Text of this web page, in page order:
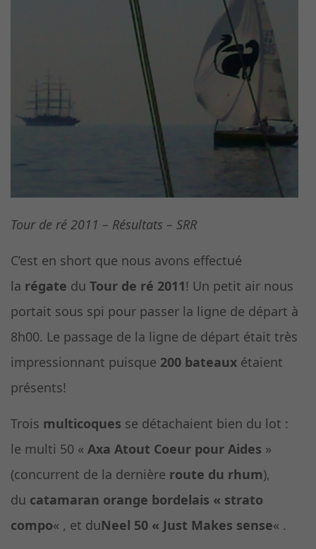
Tour de ré 2011 – Résultats – SRR
C’est en short que nous avons effectué
la régate du Tour de ré 2011! Un petit air nous
portait sous spi pour passer la ligne de départ à
8h00. Le passage de la ligne de départ était très
impressionnant puisque 200 bateaux étaient
présents!
Trois multicoques se détachaient bien du lot :
le multi 50 « Axa Atout Coeur pour Aides »
(concurrent de la dernière route du rhum),
du catamaran orange bordelais « strato
compo« , et duNeel 50 « Just Makes sense« .